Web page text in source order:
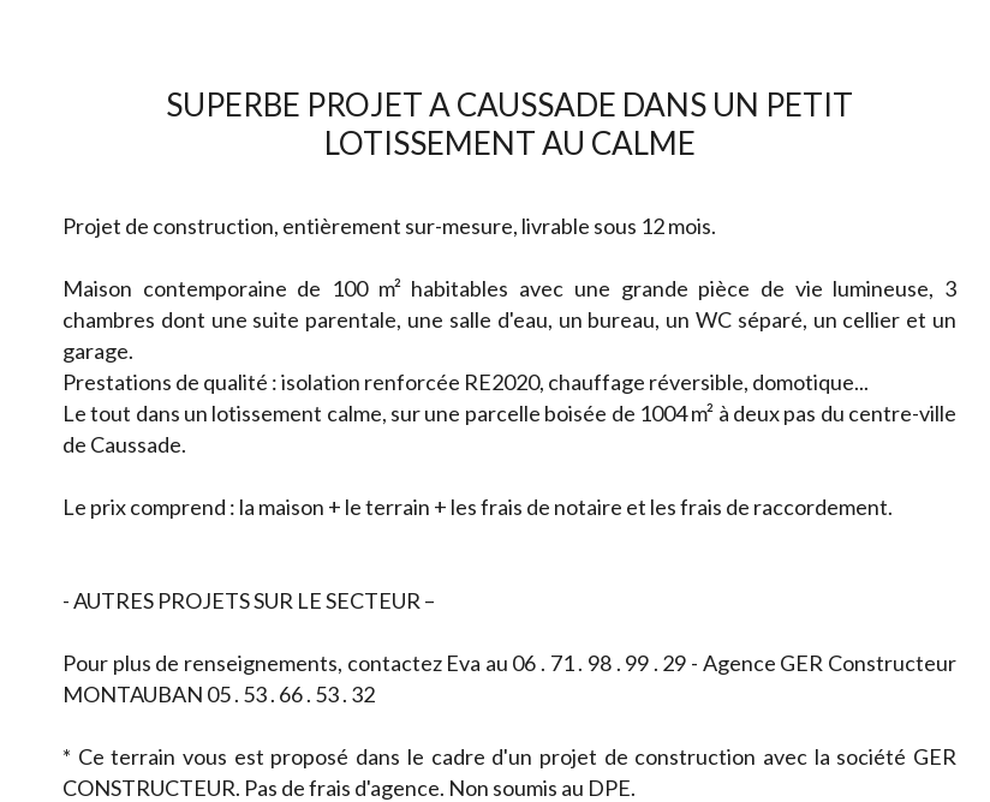
SUPERBE PROJET A CAUSSADE DANS UN PETIT
LOTISSEMENT AU CALME
Projet de construction, entièrement sur-mesure, livrable sous 12 mois.
Maison contemporaine de 100 m² habitables avec une grande pièce de vie lumineuse, 3
chambres dont une suite parentale, une salle d'eau, un bureau, un WC séparé, un cellier et un
garage.
Prestations de qualité : isolation renforcée RE2020, chauffage réversible, domotique...
Le tout dans un lotissement calme, sur une parcelle boisée de 1004 m² à deux pas du centre-ville
de Caussade.
Le prix comprend : la maison + le terrain + les frais de notaire et les frais de raccordement.
- AUTRES PROJETS SUR LE SECTEUR –
Pour plus de renseignements, contactez Eva au 06 . 71 . 98 . 99 . 29 - Agence GER Constructeur
MONTAUBAN 05 . 53 . 66 . 53 . 32
* Ce terrain vous est proposé dans le cadre d'un projet de construction avec la société GER
CONSTRUCTEUR. Pas de frais d'agence. Non soumis au DPE.